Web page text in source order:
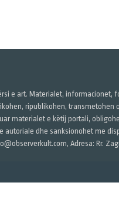
e art. Materialet,
ripublikohen,
materialet e këtij portali,
autoriale dhe sanksionohet me
Adresa: Rr.